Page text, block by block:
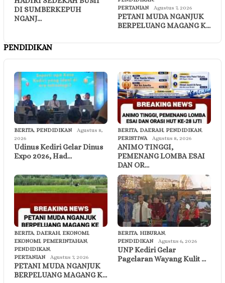
DI SUMBERKEPUH
NGANJ…
PERTANIAN
Agustus 7, 2026
PETANI MUDA NGANJUK
BERPELUANG MAGANG K…
PENDIDIKAN
BERITA, PENDIDIKAN
Agustus 8,
2026
Udinus Kediri Gelar Dinus
Expo 2026, Had…
BERITA, DAERAH, PENDIDIKAN,
PERISTIWA
Agustus 8, 2026
ANIMO TINGGI,
PEMENANG LOMBA ESAI
DAN OR…
BERITA, DAERAH, EKONOMI,
EKONOMI, PEMERINTAHAN,
PENDIDIKAN,
PERTANIAN
Agustus 7, 2026
PETANI MUDA NGANJUK
BERPELUANG MAGANG K…
BERITA, HIBURAN,
PENDIDIKAN
Agustus 6, 2026
UNP Kediri Gelar
Pagelaran Wayang Kulit …